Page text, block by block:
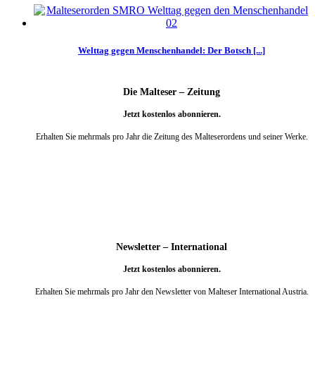
Welttag gegen Menschenhandel: Der Botsch [...]
Die Malteser – Zeitung
Jetzt kostenlos abonnieren.
Erhalten Sie mehrmals pro Jahr die Zeitung des Malteserordens und seiner Werke.
Newsletter – International
Jetzt kostenlos abonnieren.
Erhalten Sie mehrmals pro Jahr den Newsletter von Malteser International Austria.